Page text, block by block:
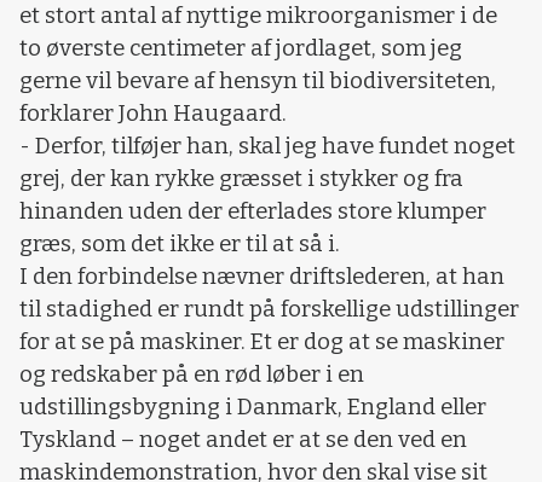
et stort antal af nyttige mikroorganismer i de
to øverste centimeter af jordlaget, som jeg
gerne vil bevare af hensyn til biodiversiteten,
forklarer John Haugaard.
- Derfor, tilføjer han, skal jeg have fundet noget
grej, der kan rykke græsset i stykker og fra
hinanden uden der efterlades store klumper
græs, som det ikke er til at så i.
I den forbindelse nævner driftslederen, at han
til stadighed er rundt på forskellige udstillinger
for at se på maskiner. Et er dog at se maskiner
og redskaber på en rød løber i en
udstillingsbygning i Danmark, England eller
Tyskland – noget andet er at se den ved en
maskindemonstration, hvor den skal vise sit